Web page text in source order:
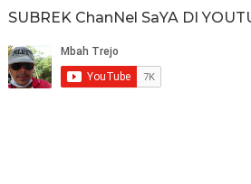
SUBREK ChanNel SaYA DI